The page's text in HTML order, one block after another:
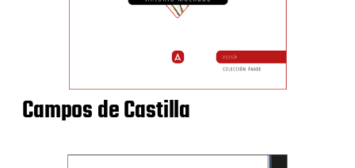
Campos de Castilla